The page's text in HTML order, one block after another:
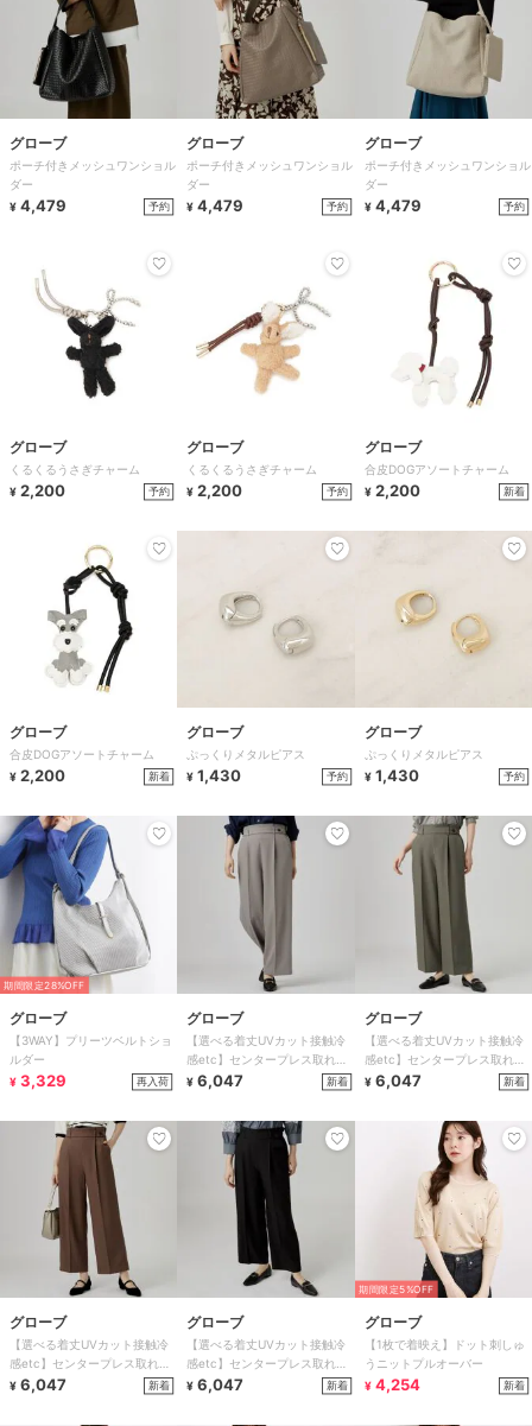
グローブ
ポーチ付きメッシュワンショル
ダー
¥ 4,479 予約
グローブ
ポーチ付きメッシュワンショル
ダー
¥ 4,479 予約
グローブ
ポーチ付きメッシュワンショル
ダー
¥ 4,479 予約
グローブ
くるくるうさぎチャーム
¥ 2,200 予約
グローブ
くるくるうさぎチャーム
¥ 2,200 予約
グローブ
合皮DOGアソートチャーム
¥ 2,200 新着
グローブ
合皮DOGアソートチャーム
¥ 2,200 新着
グローブ
ぷっくりメタルピアス
¥ 1,430 予約
グローブ
ぷっくりメタルピアス
¥ 1,430 予約
期間限定28%OFF
グローブ
【3WAY】プリーツベルトショ
ルダー
¥ 3,329 再入荷
グローブ
【選べる着丈UVカット接触冷
感etc】センタープレス取れに
くいワイドパンツ
¥ 6,047 新着
グローブ
【選べる着丈UVカット接触冷
感etc】センタープレス取れに
くいワイドパンツ
¥ 6,047 新着
グローブ
【選べる着丈UVカット接触冷
感etc】センタープレス取れに
くいワイドパンツ
¥ 6,047 新着
グローブ
【選べる着丈UVカット接触冷
感etc】センタープレス取れに
くいワイドパンツ
¥ 6,047 新着
期間限定5%OFF
グローブ
【1枚で着映え】ドット刺しゅ
うニットプルオーバー
¥ 4,254 新着